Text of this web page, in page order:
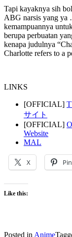
Tapi kayaknya sih
ABG narsis yang ya
kemampuannya
berupa perbuatan
kenapa judulnya
Charlotte refers to a
LINKS
[OFFICIAL]
サイト
[OFFICIAL]
Website
MAL
X
Like this:
Posted in Anime